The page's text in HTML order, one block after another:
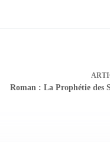
Roman : La Prophétie des